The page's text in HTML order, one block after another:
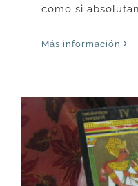
como si
Más información